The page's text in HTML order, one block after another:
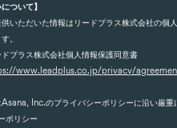
ついて】
供いただいた情報はリードプラス株式会社の個
。
ドプラス株式会社個人情報保護同意書
www.leadplus.co.jp/privacy/
Inc.のプライバシーポリシーに沿い厳重
ポリシー